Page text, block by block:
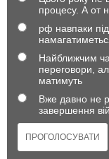
процесу. А от
рф навпаки
Найближчим
переговори,
матимуть
Вже давно не
завершення